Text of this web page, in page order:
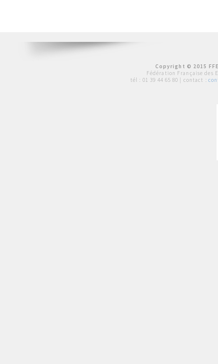
Copyright © 2015
Fédération Française des
tél : 01 39 44 65 80 | contact :